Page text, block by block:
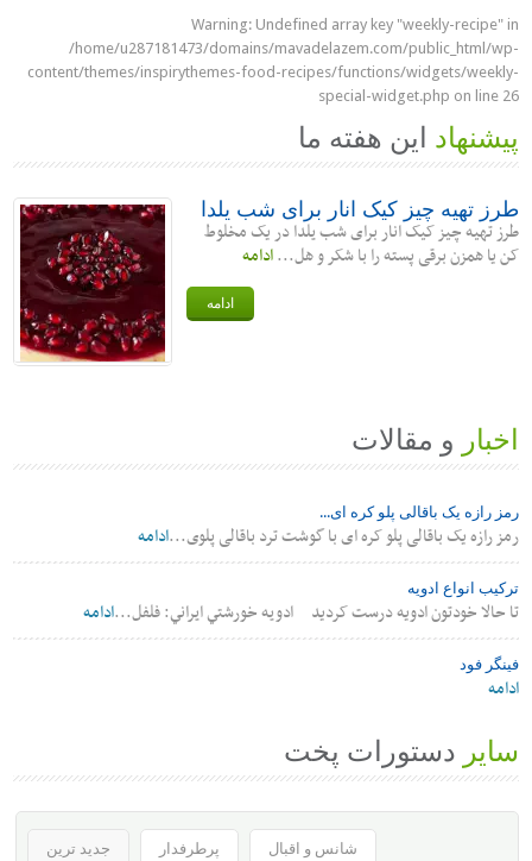
Warning: Undefined array key "weekly-
/home/u287181473/domains/mavadelazem.com/
content/themes/inspirythemes-food-recipes/functions/widgets/
special-widget.php
این هفته ما
چیز کیک انار برای شب یلدا
چیز کیک انار برای شب یلدا در یک مخلوط
برقی پسته را با شکر و هل...ادامه
و مقالات
یک باقالی پلو کره ای...
یک باقالی پلو کره ای با گوشت ترد باقالی پلوی...ادامه
ادویه
ادویه درست کردید ادويه خورشتي ايراني: فلفل...ادامه
دستورات پخت
جدید ترین پرطرفدار شانس و اقبال